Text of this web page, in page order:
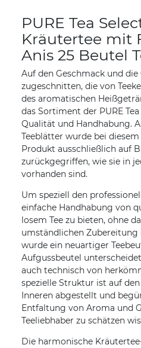
PURE Tea
Kräutertee mit
Anis 25 Beutel
Auf den Geschmack und
zugeschnitten, die von
des aromatischen
das Sortiment der PURE
Qualität und Handhabung.
Teeblätter wurde bei
Produkt ausschließlich auf
zurückgegriffen, wie sie in
vorhanden sind.
Um speziell den
einfache Handhabung von
losem Tee zu bieten, ohne
umständlichen Zubereitung
wurde ein neuartiger
Aufgussbeutel
auch technisch von
spezielle Struktur ist auf
Inneren abgestellt und
Entfaltung von Aroma und
Teeliebhaber zu schätzen
Die harmonische